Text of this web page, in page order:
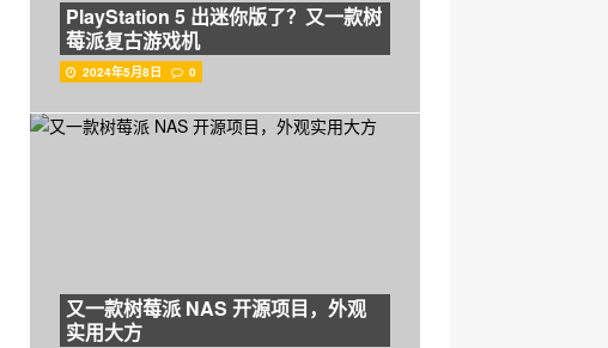
PlayStation 5 出迷你版了？又一款树
莓派复古游戏机
2024年5月8日 0
又一款树莓派 NAS 开源项目，外观
实用大方